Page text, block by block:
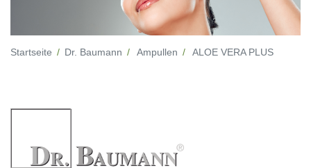
Startseite Dr. Baumann Ampullen ALOE VERA PLUS